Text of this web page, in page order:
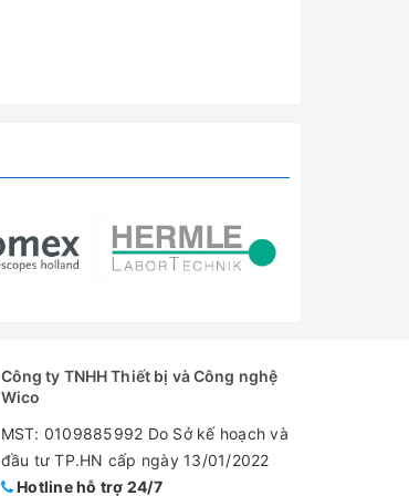
Công ty TNHH Thiết bị và Công nghệ
Wico
MST: 0109885992 Do Sở kế hoạch và
đầu tư TP.HN cấp ngày 13/01/2022
Hotline hỗ trợ 24/7